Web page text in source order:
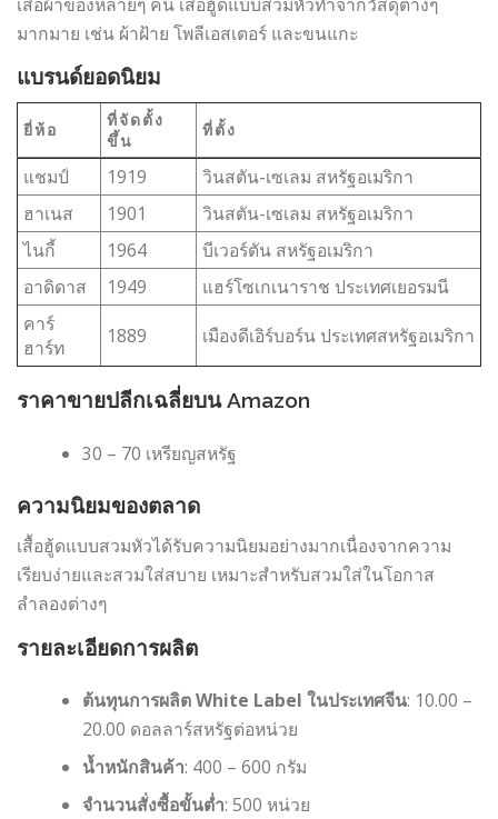
มากมาย เช่น ผ้าฝ้าย โพลีเอสเตอร์ และขนแกะ
แบรนด์ยอดนิยม
ยี่ห้อ
ที่จัดตั้ง
ขึ้น
ที่ตั้ง
แชมป์ 1919
วินสตัน-เซเลม สหรัฐอเมริกา
ฮาเนส
1901
วินสตัน-เซเลม สหรัฐอเมริกา
ไนกี้
1964
บีเวอร์ตัน สหรัฐอเมริกา
อาดิดาส
1949
แฮร์โซเกเนาราช ประเทศเยอรมนี
คาร์
ฮาร์ท
1889 เมืองดีเอิร์บอร์น ประเทศสหรัฐอเมริกา
ราคาขายปลีกเฉลี่ยบน Amazon
30 – 70 เหรียญสหรัฐ
ความนิยมของตลาด
เสื้อฮู้ดแบบสวมหัวได้รับความนิยมอย่างมากเนื่องจากความ
เรียบง่ายและสวมใส่สบาย เหมาะสำหรับสวมใส่ในโอกาส
ลำลองต่างๆ
รายละเอียดการผลิต
ต้นทุนการผลิต White Label ในประเทศจีน: 10.00 –
20.00 ดอลลาร์สหรัฐต่อหน่วย
น้ำหนักสินค้า: 400 – 600 กรัม
จำนวนสั่งซื้อขั้นต่ำ: 500 หน่วย